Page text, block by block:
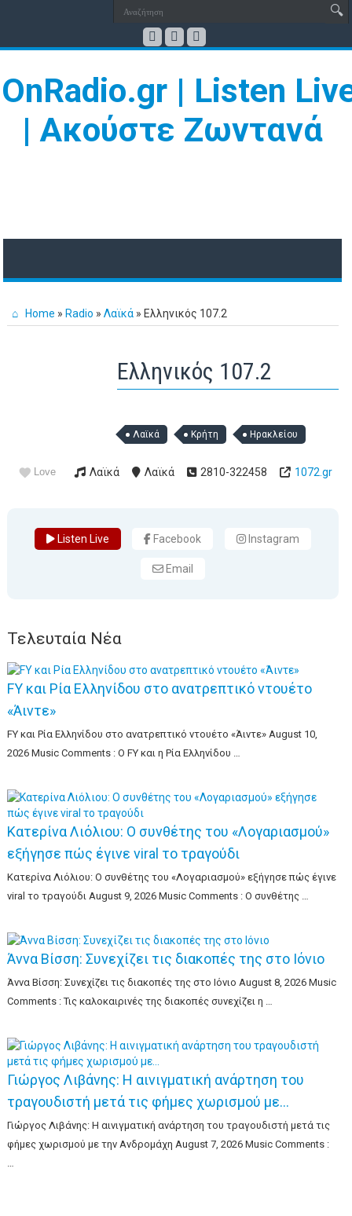
Home » Radio » Λαϊκά » Ελληνικός 107.2
Ελληνικός 107.2
Λαϊκά Κρήτη Ηρακλείου
Love Λαϊκά Λαϊκά 2810-322458 1072.gr
Listen Live Facebook Instagram
Email
Τελευταία Νέα
FY και Ρία Ελληνίδου στο ανατρεπτικό ντουέτο
«Άιντε»
FY και Ρία Ελληνίδου στο ανατρεπτικό ντουέτο «Άιντε» August 10,
2026 Music Comments : Ο FY και η Ρία Ελληνίδου …
Κατερίνα Λιόλιου: Ο συνθέτης του «Λογαριασμού»
εξήγησε πώς έγινε viral το τραγούδι
Κατερίνα Λιόλιου: Ο συνθέτης του «Λογαριασμού» εξήγησε πώς έγινε
viral το τραγούδι August 9, 2026 Music Comments : Ο συνθέτης …
Άννα Βίσση: Συνεχίζει τις διακοπές της στο Ιόνιο
Άννα Βίσση: Συνεχίζει τις διακοπές της στο Ιόνιο August 8, 2026 Music
Comments : Τις καλοκαιρινές της διακοπές συνεχίζει η …
Γιώργος Λιβάνης: Η αινιγματική ανάρτηση του
τραγουδιστή μετά τις φήμες χωρισμού με…
Γιώργος Λιβάνης: Η αινιγματική ανάρτηση του τραγουδιστή μετά τις
φήμες χωρισμού με την Ανδρομάχη August 7, 2026 Music Comments :